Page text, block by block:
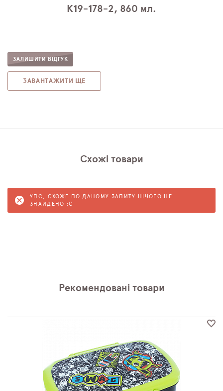
K19-178-2, 860 мл.
ЗАЛИШИТИ ВІДГУК
ЗАВАНТАЖИТИ ЩЕ
Схожі товари
УПС, СХОЖЕ ПО ДАНОМУ ЗАПИТУ НІЧОГО НЕ
ЗНАЙДЕНО :C
Рекомендовані товари